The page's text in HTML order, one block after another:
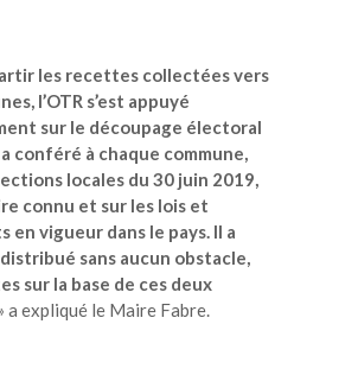
les recettes collectées vers
l’OTR s’est appuyé
sur le découpage électoral
conféré à chaque commune,
locales du 30 juin 2019,
connu et sur les lois et
en vigueur dans le pays. Il a
sans aucun obstacle,
sur la base de ces deux
a expliqué le Maire Fabre.